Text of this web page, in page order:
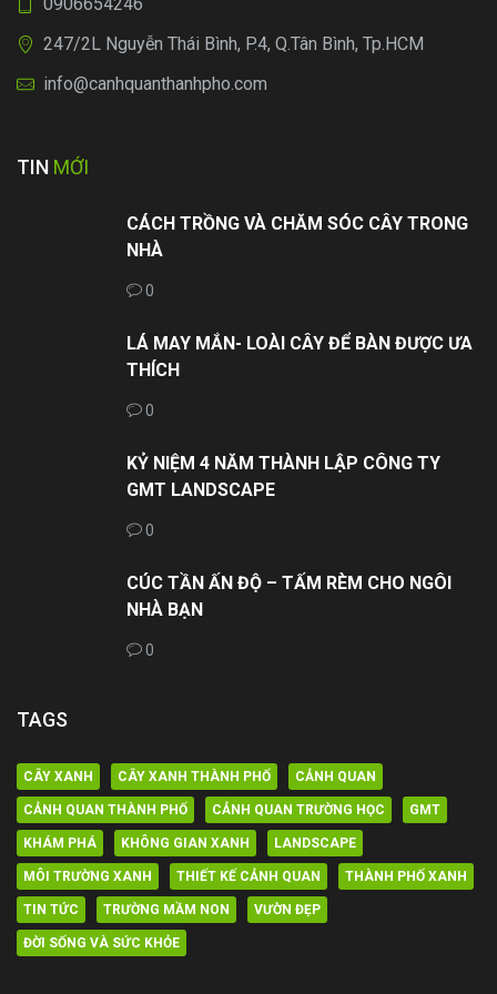
247/2L Nguyễn Thái Bình, P.4, Q.Tân Bình, Tp.HCM
info@canhquanthanhpho.com
TIN MỚI
CÁCH TRỒNG VÀ CHĂM SÓC CÂY TRONG
NHÀ
0
LÁ MAY MẮN- LOÀI CÂY ĐỂ BÀN ĐƯỢC ƯA
THÍCH
0
KỶ NIỆM 4 NĂM THÀNH LẬP CÔNG TY
GMT LANDSCAPE
0
CÚC TẦN ẤN ĐỘ – TẤM RÈM CHO NGÔI
NHÀ BẠN
0
TAGS
CÂY XANH CÂY XANH THÀNH PHỐ CẢNH QUAN
CẢNH QUAN THÀNH PHỐ CẢNH QUAN TRƯỜNG HỌC GMT
KHÁM PHÁ KHÔNG GIAN XANH LANDSCAPE
MÔI TRƯỜNG XANH THIẾT KẾ CẢNH QUAN THÀNH PHỐ XANH
TIN TỨC TRƯỜNG MẦM NON VƯỜN ĐẸP
ĐỜI SỐNG VÀ SỨC KHỎE